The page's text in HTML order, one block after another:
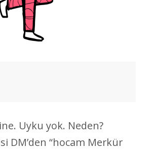
Uyku yok. Neden?
DM’den “hocam Merkür